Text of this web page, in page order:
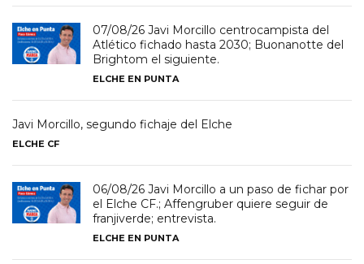
07/08/26 Javi Morcillo centrocampista del
Atlético fichado hasta 2030; Buonanotte del
Brightom el siguiente.
ELCHE EN PUNTA
Javi Morcillo, segundo fichaje del Elche
ELCHE CF
06/08/26 Javi Morcillo a un paso de fichar por
el Elche CF.; Affengruber quiere seguir de
franjiverde; entrevista.
ELCHE EN PUNTA